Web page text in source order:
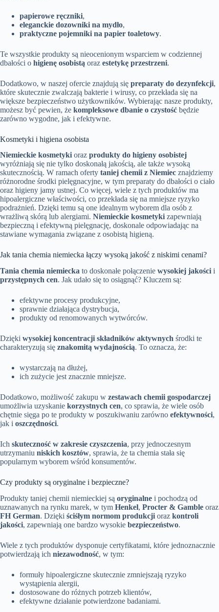
papierowe ręczniki,
eleganckie dozowniki na mydło,
praktyczne pojemniki na papier toaletowy.
Te wszystkie produkty są nieocenionym wsparciem w codziennej
dbałości o higienę osobistą oraz estetykę przestrzeni.
Dodatkowo, w naszej ofercie znajdują się preparaty do dezynfekcji,
które skutecznie zwalczają bakterie i wirusy, co przekłada się na
większe bezpieczeństwo użytkowników. Wybierając nasze produkty,
możesz być pewien, że kompleksowe dbanie o czystość będzie
zarówno wygodne, jak i efektywne.
Kosmetyki i higiena osobista
Niemieckie kosmetyki oraz produkty do higieny osobistej
wyróżniają się nie tylko doskonałą jakością, ale także wysoką
skutecznością. W ramach oferty taniej chemii z Niemiec znajdziemy
różnorodne środki pielęgnacyjne, w tym preparaty do dbałości o ciało
oraz higieny jamy ustnej. Co więcej, wiele z tych produktów ma
hipoalergiczne właściwości, co przekłada się na mniejsze ryzyko
podrażnień. Dzięki temu są one idealnym wyborem dla osób z
wrażliwą skórą lub alergiami. Niemieckie kosmetyki zapewniają
bezpieczną i efektywną pielęgnację, doskonale odpowiadając na
stawiane wymagania związane z osobistą higieną.
Jak tania chemia niemiecka łączy wysoką jakość z niskimi cenami?
Tania chemia niemiecka to doskonałe połączenie wysokiej jakości i
przystępnych cen. Jak udało się to osiągnąć? Kluczem są:
efektywne procesy produkcyjne,
sprawnie działająca dystrybucja,
produkty od renomowanych wytwórców.
Dzięki wysokiej koncentracji składników aktywnych środki te
charakteryzują się znakomitą wydajnością. To oznacza, że:
wystarczają na dłużej,
ich zużycie jest znacznie mniejsze.
Dodatkowo, możliwość zakupu w zestawach chemii gospodarczej
umożliwia uzyskanie korzystnych cen, co sprawia, że wiele osób
chętnie sięga po te produkty w poszukiwaniu zarówno efektywności,
jak i oszczędności.
Ich skuteczność w zakresie czyszczenia, przy jednoczesnym
utrzymaniu niskich kosztów, sprawia, że ta chemia stała się
popularnym wyborem wśród konsumentów.
Czy produkty są oryginalne i bezpieczne?
Produkty taniej chemii niemieckiej są oryginalne i pochodzą od
uznawanych na rynku marek, w tym Henkel, Procter & Gamble oraz
FH German. Dzięki ściśłym normom produkcji oraz kontroli
jakości, zapewniają one bardzo wysokie bezpieczeństwo.
Wiele z tych produktów dysponuje certyfikatami, które jednoznacznie
potwierdzają ich niezawodność, w tym:
formuły hipoalergiczne skutecznie zmniejszają ryzyko
wystąpienia alergii,
dostosowane do różnych potrzeb klientów,
efektywne działanie potwierdzone badaniami.